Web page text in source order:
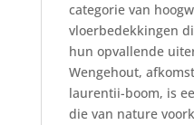
categorie van
vloerbedekkingen
hun opvallende
Wengehout,
laurentii-boom, is
die van nature